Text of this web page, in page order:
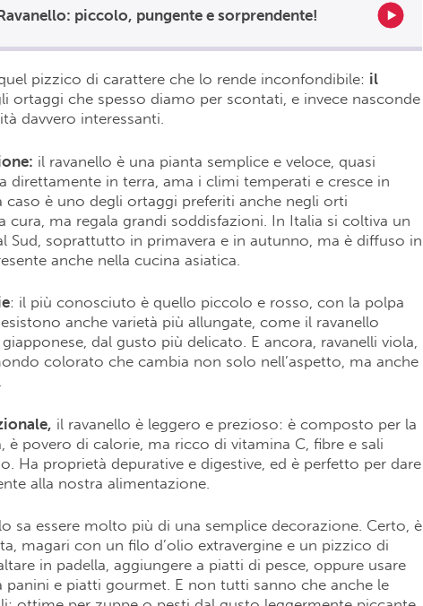
piccolo, pungente e sorprendente!
pizzico di carattere che lo rende inconfondibile: il
ortaggi che spesso diamo per scontati, e invece nasconde
davvero interessanti.
il ravanello è una pianta semplice e veloce, quasi
direttamente in terra, ama i climi temperati e cresce in
caso è uno degli ortaggi preferiti anche negli orti
cura, ma regala grandi soddisfazioni. In Italia si coltiva un
Sud, soprattutto in primavera e in autunno, ma è diffuso in
anche nella cucina asiatica.
: il più conosciuto è quello piccolo e rosso, con la polpa
anche varietà più allungate, come il ravanello
dal gusto più delicato. E ancora, ravanelli viola,
colorato che cambia non solo nell’aspetto, ma anche
il ravanello è leggero e prezioso: è composto per la
è povero di calorie, ma ricco di vitamina C, fibre e sali
Ha proprietà depurative e digestive, ed è perfetto per dare
alla nostra alimentazione.
sa essere molto più di una semplice decorazione. Certo, è
magari con un filo d’olio extravergine e un pizzico di
in padella, aggiungere a piatti di pesce, oppure usare
panini e piatti gourmet. E non tutti sanno che anche le